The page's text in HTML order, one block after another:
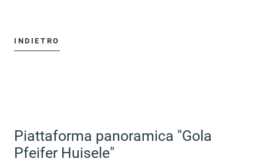
INDIETRO
Piattaforma panoramica "Gola
Pfeifer Huisele"